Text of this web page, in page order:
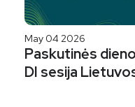
May 04 2026
Paskutinės
DI sesija